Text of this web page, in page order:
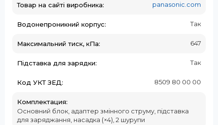
Товар на сайті виробника: panasonic.com
Водонепроникний корпус: Так
Максимальний тиск, кПа: 647
Підставка для зарядки: Так
Код УКТ ЗЕД: 8509 80 00 00
Комплектация:
Основний блок, адаптер змінного струму, підставка
для заряджання, насадка (×4), 2 шурупи